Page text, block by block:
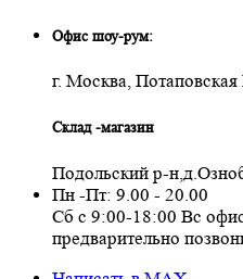
Офис шоу-рум:
г. Москва,
Склад -магазин
Подольский р-
Пн -Пт: 9.00 - 20.00
Сб с 9:00-18:00 Вс
предварительно